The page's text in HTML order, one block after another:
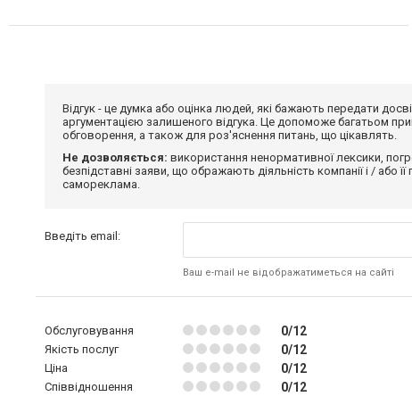
Відгук - це думка або оцінка людей, які бажають передати
аргументацією залишеного відгука. Це допоможе багатьом
обговорення, а також для роз'яснення питань, що цікавлять.
Не дозволяється: використання ненормативної лексики,
безпідставні заяви, що ображають діяльність компанії і / або
самореклама.
Введіть email:
Ваш e-mail не відображатиметься на сайті
Обслуговування 0/12
Якість послуг 0/12
Ціна 0/12
Співвідношення 0/12